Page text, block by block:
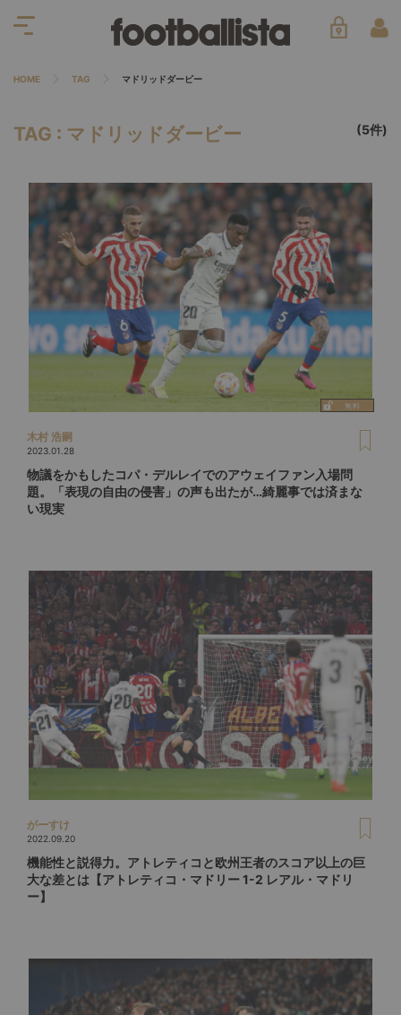
HOME TAG マドリッドダービー
TAG : マドリッドダービー (5件)
木村 浩嗣
2023.01.28
物議をかもしたコパ・デルレイでのアウェイファン入場問
題。「表現の自由の侵害」の声も出たが…綺麗事では済まな
い現実
がーすけ
2022.09.20
機能性と説得力。アトレティコと欧州王者のスコア以上の巨
大な差とは【アトレティコ・マドリー 1-2 レアル・マドリ
ー】